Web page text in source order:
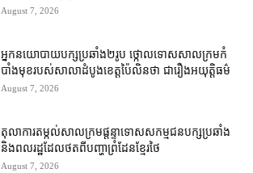
August 7, 2026
អ្នកនយោបាយ​បក្ស​ប្រឆាំង​២​រូប ថ្កោលទោស​សាលក្រម​កំ
បាំងមុខ​របស់​សាលាដំបូង​ខេត្ត​ប៉ៃលិន​ថា ជា​រឿង​អយុត្តិធម៌
August 7, 2026
តុលាការ​តម្កល់​សាលក្រម​ផ្ដន្ទាទោស​សកម្មជន​បក្ស​ប្រឆាំង​
និង​ពលរដ្ឋ​ដែល​ថត​ពី​បញ្ហា​ព្រំដែន​ខ្មែរ​ថៃ
August 7, 2026